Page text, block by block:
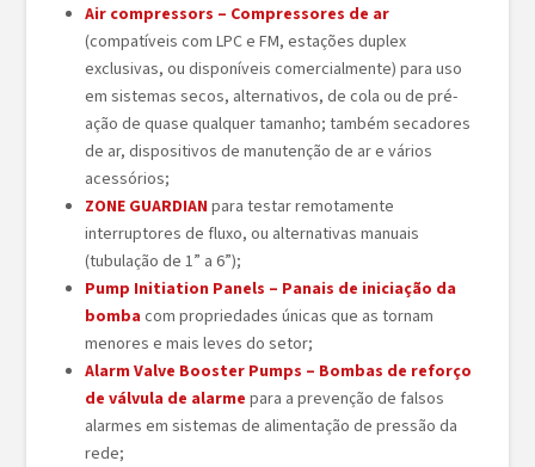
Air compressors – Compressores de ar
(compatíveis com LPC e FM, estações duplex
exclusivas, ou disponíveis comercialmente) para uso
em sistemas secos, alternativos, de cola ou de pré-
ação de quase qualquer tamanho; também secadores
de ar, dispositivos de manutenção de ar e vários
acessórios;
ZONE GUARDIAN para testar remotamente
interruptores de fluxo, ou alternativas manuais
(tubulação de 1” a 6”);
Pump Initiation Panels – Panais de iniciação da
bomba com propriedades únicas que as tornam
menores e mais leves do setor;
Alarm Valve Booster Pumps – Bombas de reforço
de válvula de alarme para a prevenção de falsos
alarmes em sistemas de alimentação de pressão da
rede;